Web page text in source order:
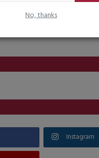
No, thanks
Instagram